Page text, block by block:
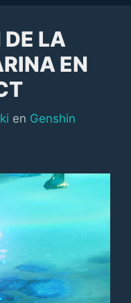
LA
EN
en Categorías
Genshin